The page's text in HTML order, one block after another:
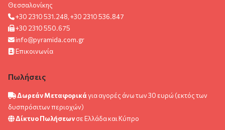
Θεσσαλονίκης
+30 2310 531.248, +30 2310 536.847
+30 2310 550.675
info@pyramida.com.gr
Επικοινωνία
Πωλήσεις
Δωρεάν Μεταφορικάγια αγορές άνω των 30 ευρώ (εκτός των
δυσπρόσιτων περιοχών)
Δίκτυο Πωλήσεωνσε Ελλάδα και Κύπρο